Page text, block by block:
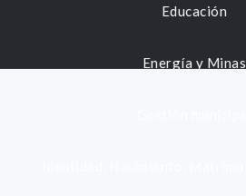
Educación
Energía y Minas